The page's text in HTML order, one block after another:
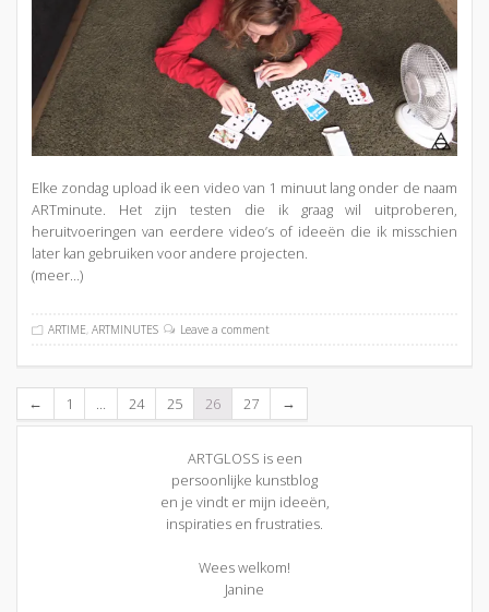
Elke zondag upload ik een video van 1 minuut lang onder de naam
ARTminute. Het zijn testen die ik graag wil uitproberen,
heruitvoeringen van eerdere video’s of ideeën die ik misschien
later kan gebruiken voor andere projecten.
(meer…)
ARTIME, ARTMINUTES Leave a comment
← 1 … 24 25 26 27 →
ARTGLOSS is een
persoonlijke kunstblog
en je vindt er mijn ideeën,
inspiraties en frustraties.
Wees welkom!
Janine